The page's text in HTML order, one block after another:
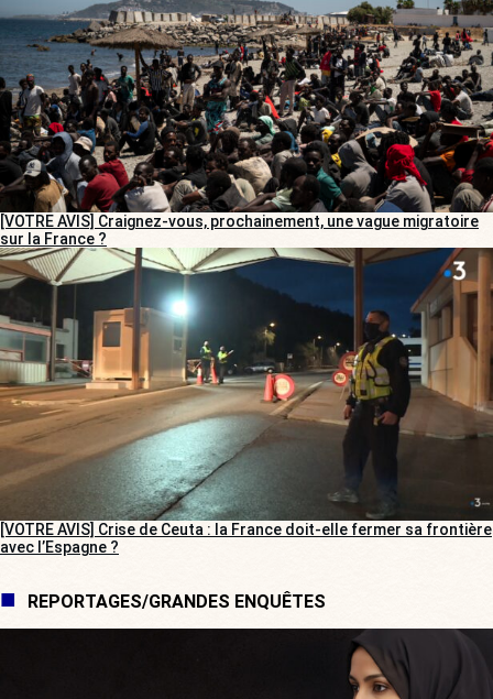
[VOTRE AVIS] Craignez-vous, prochainement, une vague migratoire
sur la France ?
[VOTRE AVIS] Crise de Ceuta : la France doit-elle fermer sa frontière
avec l’Espagne ?
REPORTAGES/GRANDES ENQUÊTES